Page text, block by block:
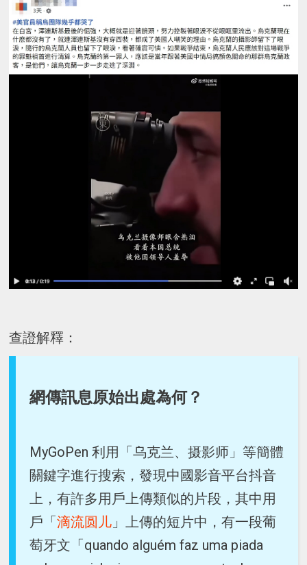
查證解釋：
網傳訊息原始出處為何？
MyGoPen 利用「乌克兰、摄影师」等簡體
關鍵字進行搜索，發現中國影音平台抖音
上，有許多用戶上傳類似的片段，其中用
戶「滴流圆儿 」上傳的短片中，有一段葡
萄牙文「quando alguém faz uma piada